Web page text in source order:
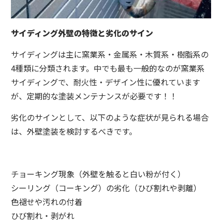
サイディング外壁の特徴と劣化のサイン
サイディングは主に窯業系・金属系・木質系・樹脂系の
4種類に分類されます。中でも最も一般的なのが窯業系
サイディングで、耐火性・デザイン性に優れています
が、定期的な塗装メンテナンスが必要です！！
劣化のサインとして、以下のような症状が見られる場合
は、外壁塗装を検討するべきです。
チョーキング現象（外壁を触ると白い粉が付く）
シーリング（コーキング）の劣化（ひび割れや剥離）
色褪せや汚れの付着
ひび割れ・剥がれ